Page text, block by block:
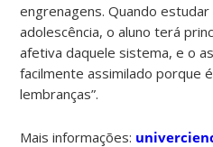
engrenagens. Quando estudar
adolescência, o aluno terá
afetiva daquele sistema, e o
facilmente assimilado porque
lembranças”.
Mais informações: